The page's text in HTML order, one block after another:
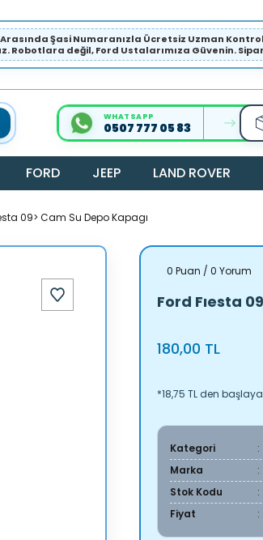
Arasında Şasi Numaranızla Ücretsiz Uzman
Robotlara değil, Ford Ustalarımıza Güvenin.
WHATSAPP
0507 777 05 83
FORD JEEP LAND ROVER
09> Cam Su Depo Kapagı
0 Puan / 0 Yorum
Ford Fıesta
180,00 TL
*18,75 TL den
Kategori
Marka
Stok Kodu
Fiyat